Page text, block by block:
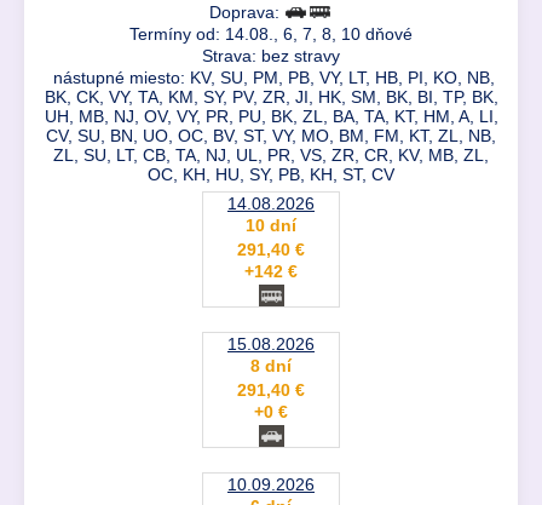
Doprava:
Termíny od: 14.08., 6, 7, 8, 10 dňové
Strava: bez stravy
nástupné miesto: KV, SU, PM, PB, VY, LT, HB, PI, KO, NB,
BK, CK, VY, TA, KM, SY, PV, ZR, JI, HK, SM, BK, BI, TP, BK,
UH, MB, NJ, OV, VY, PR, PU, BK, ZL, BA, TA, KT, HM, A, LI,
CV, SU, BN, UO, OC, BV, ST, VY, MO, BM, FM, KT, ZL, NB,
ZL, SU, LT, CB, TA, NJ, UL, PR, VS, ZR, CR, KV, MB, ZL,
OC, KH, HU, SY, PB, KH, ST, CV
14.08.2026
10 dní
291,40 €
+142 €
15.08.2026
8 dní
291,40 €
+0 €
10.09.2026